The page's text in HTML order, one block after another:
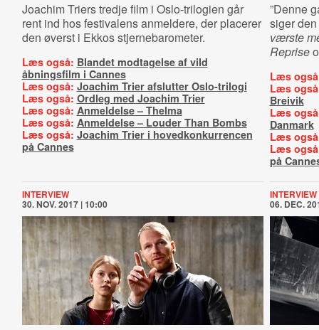
Joachim Triers tredje film i Oslo-trilogien går
rent ind hos festivalens anmeldere, der placerer
den øverst i Ekkos stjernebarometer.
Læs også: Blandet modtagelse af vild
åbningsfilm i Cannes
Læs også: Joachim Trier afslutter Oslo-trilogi
Læs også: Ordleg med Joachim Trier
Læs også: Anmeldelse – Thelma
Læs også: Anmeldelse – Louder Than Bombs
Læs også: Joachim Trier i hovedkonkurrencen
på Cannes
”Denne
siger
værste
Reprise
Læs
Læs
Breivik
Læs
Danmark
Læs
Læs
på
INTERVIEW
30. NOV. 2017 | 10:00
INTERVIEW
06. DEC.